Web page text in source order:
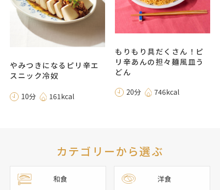
やみつきになるピリ辛エ
スニック冷奴
10分 161kcal
もりもり具だくさん！ピ
リ辛あんの担々麺風皿う
どん
20分 746kcal
カテゴリーから選ぶ
和食 洋食